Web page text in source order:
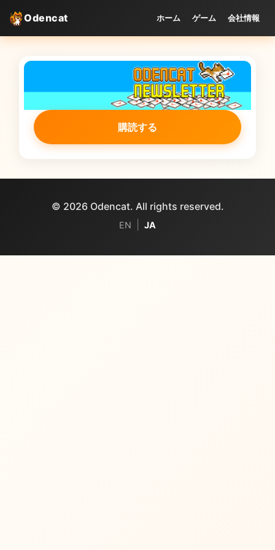
Odencat ホーム ゲーム 会社情報
購読する
© 2026 Odencat. All rights reserved.
EN JA